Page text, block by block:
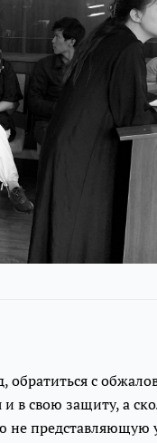
обратиться с
в свою защиту, а
не представляющую